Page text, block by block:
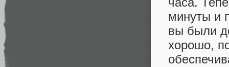
минуты и
вы были
хорошо,